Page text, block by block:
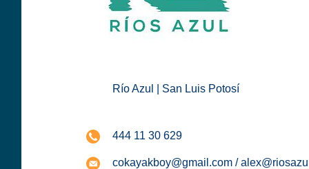
Río Azul | San Luis Potosí
444 11 30 629
cokayakboy@gmail.com /